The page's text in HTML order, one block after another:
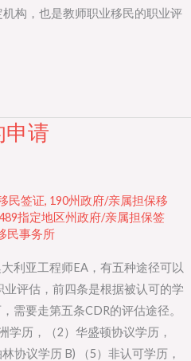
构，也是教师职业移民的职业评
申请
民签证, 190州政府/亲属担保移
指定地区州政府/亲属担保签
民事务所
利亚工程师EA，有五种途径可以
评估，前四条是根据被认可的学
需要走第五条CDR的评估途径。
学历，（2）华盛顿协议学历，
协议学历 B) （5）非认可学历，